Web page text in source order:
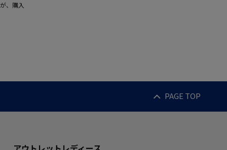
、購入
PAGE TOP